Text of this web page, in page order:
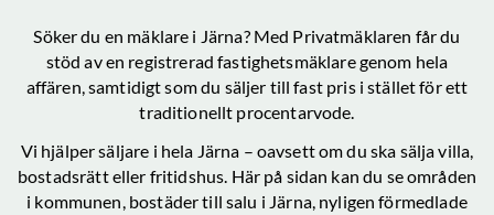
Söker du en mäklare i Järna? Med Privatmäklaren får du
stöd av en registrerad fastighetsmäklare genom hela
affären, samtidigt som du säljer till fast pris i stället för ett
traditionellt procentarvode.
Vi hjälper säljare i hela Järna – oavsett om du ska sälja villa,
bostadsrätt eller fritidshus. Här på sidan kan du se områden
i kommunen, bostäder till salu i Järna, nyligen förmedlade